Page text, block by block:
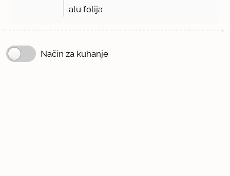
alu folija
Način za kuhanje